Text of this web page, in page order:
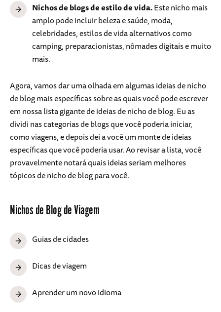
Nichos de blogs de estilo de vida.Este nicho mais
amplo pode incluir beleza e saúde, moda,
celebridades, estilos de vida alternativos como
camping, preparacionistas, nômades digitais e muito
mais.
Agora, vamos dar uma olhada em algumas ideias de nicho
de blog mais específicas sobre as quais você pode escrever
em nossa lista gigante de ideias de nicho de blog. Eu as
dividi nas categorias de blogs que você poderia iniciar,
como viagens, e depois dei a você um monte de ideias
específicas que você poderia usar. Ao revisar a lista, você
provavelmente notará quais ideias seriam melhores
tópicos de nicho de blog para você.
Nichos de Blog de Viagem
Guias de cidades
Dicas de viagem
Aprender um novo idioma